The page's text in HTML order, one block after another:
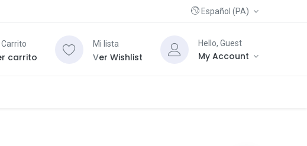
Español (PA)
carrito
Mi lista
Ver Wishlist
Hello, Guest
My Account